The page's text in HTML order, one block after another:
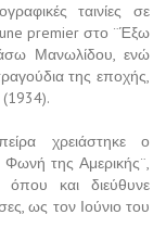
ταινίες σε
premier στο ¨Έξω
Μανωλίδου, ενώ
της εποχής,
χρειάστηκε ο
της Αμερικής¨,
και διεύθυνε
ως τον Ιούνιο του